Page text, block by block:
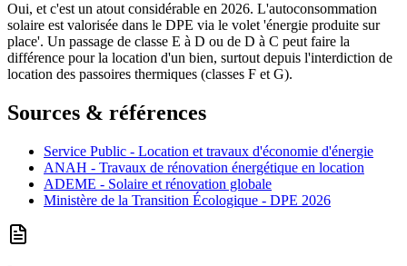
Oui, et c'est un atout considérable en 2026. L'autoconsommation
solaire est valorisée dans le DPE via le volet 'énergie produite sur
place'. Un passage de classe E à D ou de D à C peut faire la
différence pour la location d'un bien, surtout depuis l'interdiction de
location des passoires thermiques (classes F et G).
Sources & références
Service Public - Location et travaux d'économie d'énergie
ANAH - Travaux de rénovation énergétique en location
ADEME - Solaire et rénovation globale
Ministère de la Transition Écologique - DPE 2026